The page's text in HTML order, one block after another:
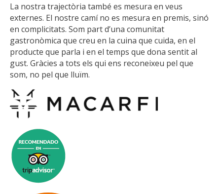
La nostra trajectòria també es mesura en veus
externes. El nostre camí no es mesura en premis, sinó
en complicitats. Som part d’una comunitat
gastronòmica que creu en la cuina que cuida, en el
producte que parla i en el temps que dona sentit al
gust. Gràcies a tots els qui ens reconeixeu pel que
som, no pel que lluïm.